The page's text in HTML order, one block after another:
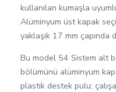
kullanılan kumaşla
Alüminyum üst kapak
yaklaşık 17 mm
Bu model 54 Sistem alt
bölümünü alüminyum
plastik destek pulu;